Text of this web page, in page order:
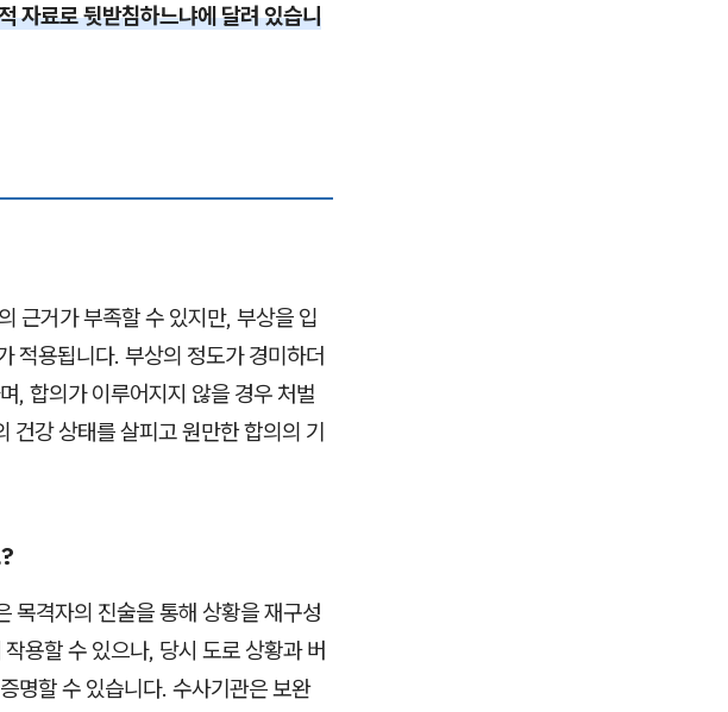
자료로 뒷받침하느냐에 달려 있습니
근거가 부족할 수 있지만, 부상을 입
적용됩니다. 부상의 정도가 경미하더
, 합의가 이루어지지 않을 경우 처벌
건강 상태를 살피고 원만한 합의의 기
목격자의 진술을 통해 상황을 재구성
용할 수 있으나, 당시 도로 상황과 버
명할 수 있습니다. 수사기관은 보완